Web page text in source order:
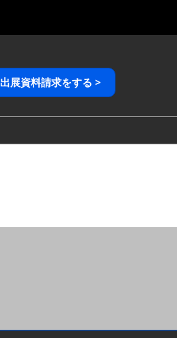
出展資料請求をする >